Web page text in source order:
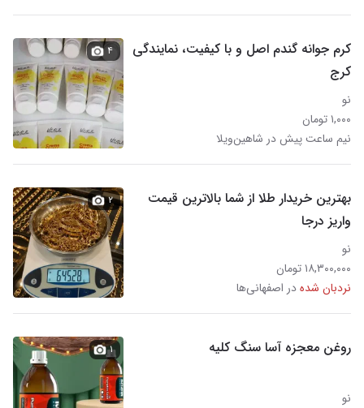
کرم جوانه گندم اصل و با کیفیت، نمایندگی
کرج
نو
۱,۰۰۰ تومان
نیم ساعت پیش در شاهین‌ویلا
۴
بهترین خریدار طلا از شما بالاترین قیمت
واریز درجا
نو
۱۸,۳۰۰,۰۰۰ تومان
نردبان شدهدر اصفهانی‌ها
۲
روغن معجزه آسا سنگ کلیه
نو
۱